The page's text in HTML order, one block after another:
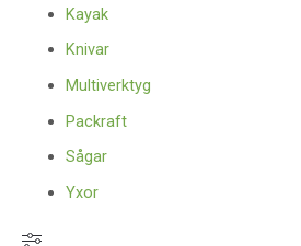
Kayak
Knivar
Multiverktyg
Packraft
Sågar
Yxor